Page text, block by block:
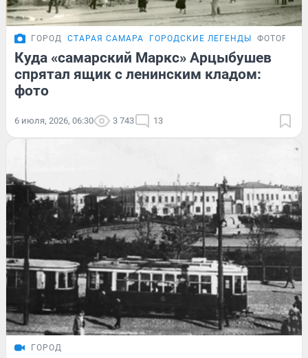
ГОРОД СТАРАЯ САМАРА ГОРОДСКИЕ ЛЕГЕНДЫ
Куда «самарский Маркс» Арцыбушев
спрятал ящик с ленинским кладом:
фото
6 июля, 2026, 06:30 3 743 13
ГОРОД